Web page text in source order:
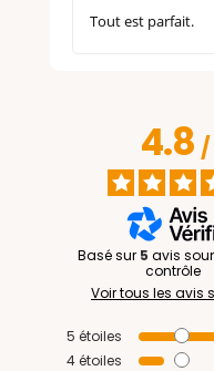
Tout est parfait.
4.8/
Basé sur 5 avis
contrôle
Voir tous les avis
5 étoiles
4étoiles